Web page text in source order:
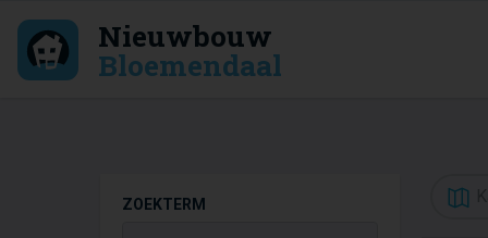
Nieuwbouw
Bloemendaal
ZOEKTERM